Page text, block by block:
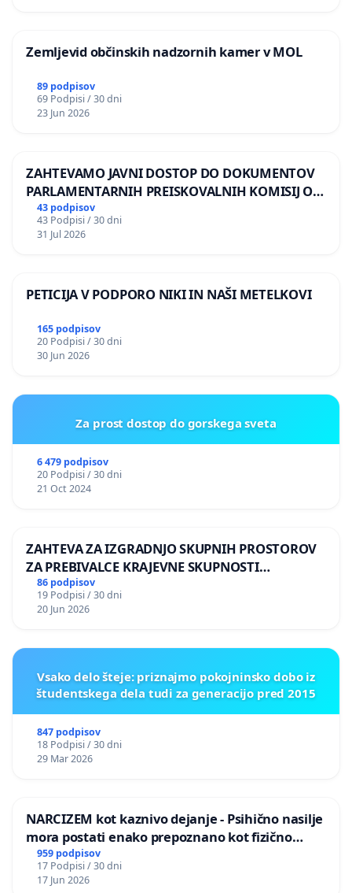
Zemljevid občinskih nadzornih kamer v MOL
89 podpisov
69 Podpisi / 30 dni
23 Jun 2026
ZAHTEVAMO JAVNI DOSTOP DO DOKUMENTOV
PARLAMENTARNIH PREISKOVALNIH KOMISIJ O
ILEGALNI TRGOVINI Z OROŽJEM
43 podpisov
43 Podpisi / 30 dni
31 Jul 2026
PETICIJA V PODPORO NIKI IN NAŠI METELKOVI
165 podpisov
20 Podpisi / 30 dni
30 Jun 2026
Za prost dostop do gorskega sveta
6 479 podpisov
20 Podpisi / 30 dni
21 Oct 2024
ZAHTEVA ZA IZGRADNJO SKUPNIH PROSTOROV
ZA PREBIVALCE KRAJEVNE SKUPNOSTI
PRESTRANEK
86 podpisov
19 Podpisi / 30 dni
20 Jun 2026
Vsako delo šteje: priznajmo pokojninsko dobo iz
študentskega dela tudi za generacijo pred 2015
847 podpisov
18 Podpisi / 30 dni
29 Mar 2026
NARCIZEM kot kaznivo dejanje - Psihično nasilje
mora postati enako prepoznano kot fizično
nasilje
959 podpisov
17 Podpisi / 30 dni
17 Jun 2026